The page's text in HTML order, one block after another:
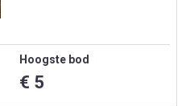
Hoogste bod
€ 5